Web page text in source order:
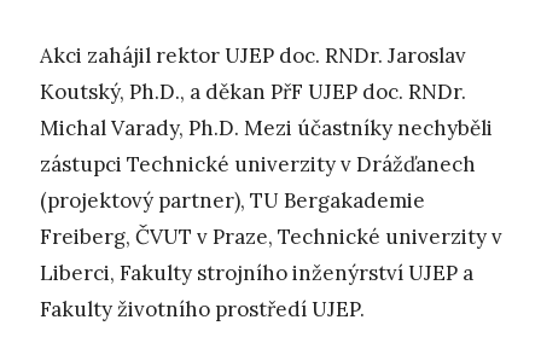
Akci zahájil rektor UJEP doc. RNDr. Jaroslav
Koutský, Ph.D., a děkan PřF UJEP doc. RNDr.
Michal Varady, Ph.D. Mezi účastníky nechyběli
zástupci Technické univerzity v Drážďanech
(projektový partner), TU Bergakademie
Freiberg, ČVUT v Praze, Technické univerzity v
Liberci, Fakulty strojního inženýrství UJEP a
Fakulty životního prostředí UJEP.